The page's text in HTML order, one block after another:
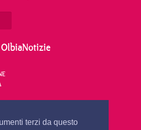
terzi da questo